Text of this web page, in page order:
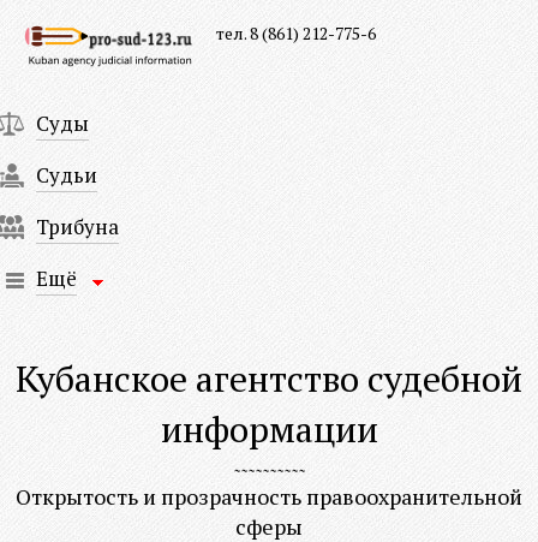
Суды
Судьи
Трибуна
Ещё
тел. 8 (861) 212-775-6
Кубанское агентство судебной
информации
Открытость и прозрачность правоохранительной
сферы